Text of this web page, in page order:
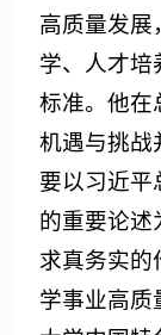
高质量发展
学、人才培
标准。他在
机遇与挑战
要以习近平
的重要论述
求真务实的
学事业高质